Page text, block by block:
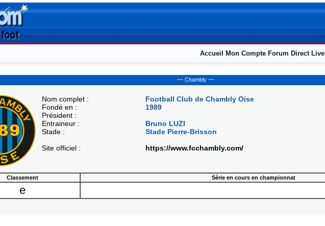
Accueil Mon Compte Forum Direct Live
~~ Chambly ~~
Nom complet :
Fondé en :
Président :
Entraineur :
Stade :
Site officiel :
Football Club de Chambly Oise
1989
Bruno LUZI
Stade Pierre-Brisson
https://www.fcchambly.com/
Classement Série en cours en championnat
e